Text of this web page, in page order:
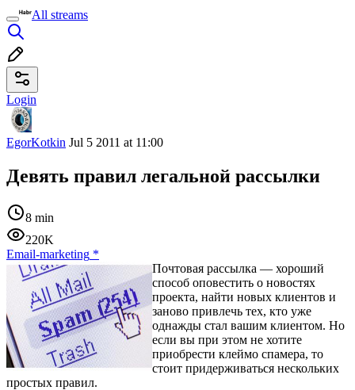
All streams
Login
EgorKotkin Jul 5 2011 at 11:00
Девять правил легальной рассылки
8 min
220K
Email-marketing *
Почтовая рассылка — хороший
способ оповестить о новостях
проекта, найти новых клиентов и
заново привлечь тех, кто уже
однажды стал вашим клиентом. Но
если вы при этом не хотите
приобрести клеймо спамера, то
стоит придерживаться нескольких
простых правил.